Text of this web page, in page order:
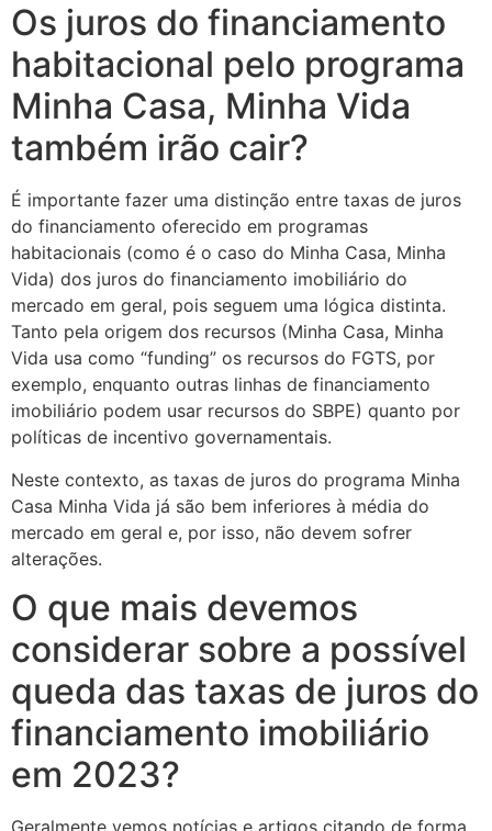
Os juros do financiamento
habitacional pelo programa
Minha Casa, Minha Vida
também irão cair?
É importante fazer uma distinção entre taxas de juros
do financiamento oferecido em programas
habitacionais (como é o caso do Minha Casa, Minha
Vida) dos juros do financiamento imobiliário do
mercado em geral, pois seguem uma lógica distinta.
Tanto pela origem dos recursos (Minha Casa, Minha
Vida usa como “funding” os recursos do FGTS, por
exemplo, enquanto outras linhas de financiamento
imobiliário podem usar recursos do SBPE) quanto por
políticas de incentivo governamentais.
Neste contexto, as taxas de juros do programa Minha
Casa Minha Vida já são bem inferiores à média do
mercado em geral e, por isso, não devem sofrer
alterações.
O que mais devemos
considerar sobre a possível
queda das taxas de juros do
financiamento imobiliário
em 2023?
Geralmente vemos notícias e artigos citando de forma